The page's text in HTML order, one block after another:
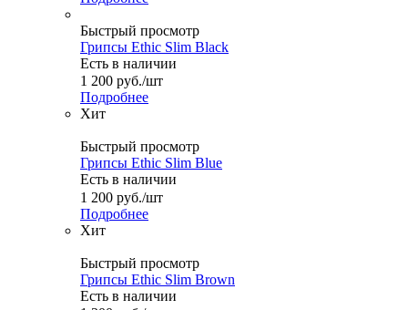
Быстрый просмотр
Грипсы Ethic Slim Black
Есть в наличии
1 200 руб./шт
Подробнее
Хит
Быстрый просмотр
Грипсы Ethic Slim Blue
Есть в наличии
1 200 руб./шт
Подробнее
Хит
Быстрый просмотр
Грипсы Ethic Slim Brown
Есть в наличии